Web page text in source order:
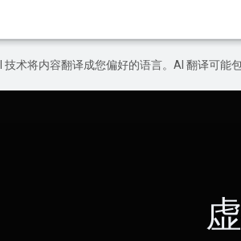
技术将内容翻译成您偏好的语言。AI 翻译可能包